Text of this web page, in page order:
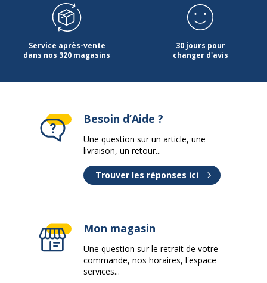
Service après-vente
dans nos 320 magasins
30 jours pour
changer d'avis
Besoin d’Aide ?
Une question sur un article, une
livraison, un retour...
Trouver les réponses ici
Mon magasin
Une question sur le retrait de votre
commande, nos horaires, l'espace
services...